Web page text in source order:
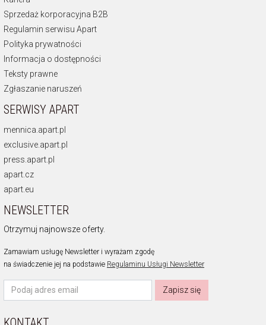
Sprzedaż korporacyjna B2B
Regulamin serwisu Apart
Polityka prywatności
Informacja o dostępności
Teksty prawne
Zgłaszanie naruszeń
SERWISY APART
mennica.apart.pl
exclusive.apart.pl
press.apart.pl
apart.cz
apart.eu
NEWSLETTER
Otrzymuj najnowsze oferty.
Zamawiam usługę Newsletter i wyrażam zgodę
na świadczenie jej na podstawie Regulaminu Usługi Newsletter
Zapisz się